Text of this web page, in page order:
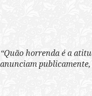
“Quão horrenda é a
anunciam publicamente,